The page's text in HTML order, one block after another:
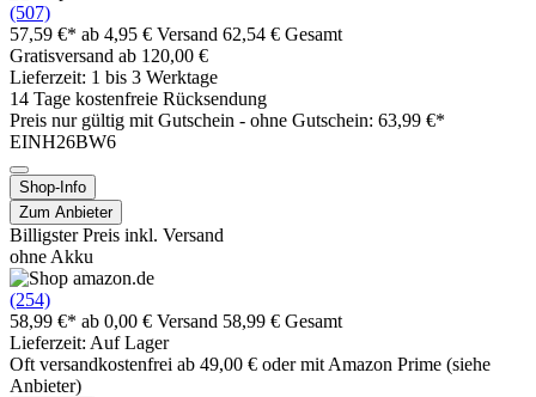
(507)
57,59 €* ab 4,95 € Versand 62,54 € Gesamt
Gratisversand ab 120,00 €
Lieferzeit: 1 bis 3 Werktage
14 Tage kostenfreie Rücksendung
Preis nur gültig mit Gutschein - ohne Gutschein: 63,99 €*
EINH26BW6
Shop-Info
Zum Anbieter
Billigster Preis inkl. Versand
ohne Akku
(254)
58,99 €* ab 0,00 € Versand 58,99 € Gesamt
Lieferzeit: Auf Lager
Oft versandkostenfrei ab 49,00 € oder mit Amazon Prime (siehe
Anbieter)